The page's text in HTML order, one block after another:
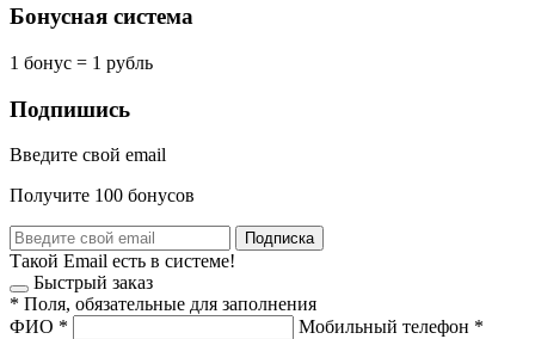
Бонусная система
1 бонус = 1 рубль
Подпишись
Введите свой email
Получите 100 бонусов
Подписка
Такой Email есть в системе!
Быстрый заказ
* Поля, обязательные для заполнения
ФИО * Мобильный телефон *